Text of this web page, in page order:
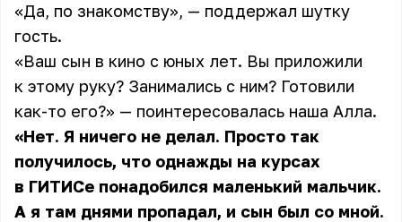
«Да, по знакомству», — поддержал шутку
гость.
«Ваш сын в кино с юных лет. Вы приложили
к этому руку? Занимались с ним? Готовили
как-то его?» — поинтересовалась наша Алла.
«Нет. Я ничего не делал. Просто так
получилось, что однажды на курсах
в ГИТИСе понадобился маленький мальчик.
А я там днями пропадал, и сын был со мной.